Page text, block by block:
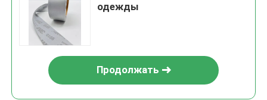
одежды
Продолжать